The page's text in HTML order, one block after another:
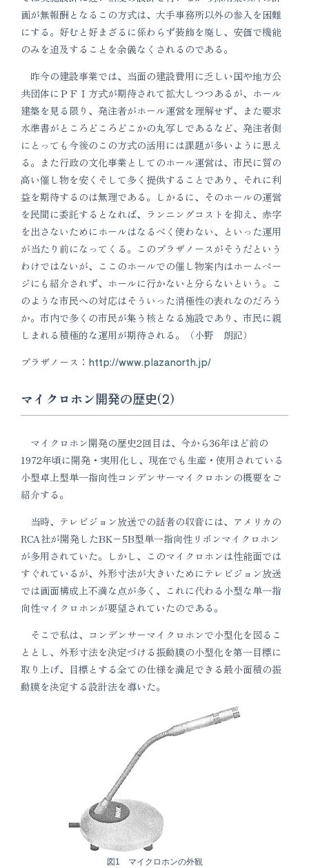
画が無報酬となるこの方式は、大手事務所以外の参入を困難
にする。好むと好まざるに係わらず装飾を廃し、安価で機能
のみを追及することを余儀なくされるのである。
昨今の建設事業では、当面の建設費用に乏しい国や地方公
共団体にＰＦＩ方式が期待されて拡大しつつあるが、ホール
建築を見る限り、発注者がホール運営を理解せず、また要求
水準書がところどころどこかの丸写しであるなど、発注者側
にとっても今後のこの方式の活用には課題が多いように思え
る。また行政の文化事業としてのホール運営は、市民に質の
高い催し物を安くそして多く提供することであり、それに利
益を期待するのは無理である。しかるに、そのホールの運営
を民間に委託するとなれば、ランニングコストを抑え、赤字
を出さないためにホールはなるべく使わない、といった運用
が当たり前になってくる。このプラザノースがそうだという
わけではないが、ここのホールでの催し物案内はホームペー
ジにも紹介されず、ホールに行かないと分らないという。こ
のような市民への対応はそういった消極性の表れなのだろう
か。市内で多くの市民が集う核となる施設であり、市民に親
しまれる積極的な運用が期待される。（小野 朗記）
プラザノース： http://www.plazanorth.jp/
マイクロホン開発の歴史(2)
マイクロホン開発の歴史2回目は、今から36年ほど前の
1972年頃に開発・実用化し、現在でも生産・使用されている
小型卓上型単一指向性コンデンサーマイクロホンの概要をご
紹介する。
当時、テレビジョン放送での話者の収音には、アメリカの
RCA社が開発したBK−5B型単一指向性リボンマイクロホン
が多用されていた。しかし、このマイクロホンは性能面では
すぐれているが、外形寸法が大きいためにテレビジョン放送
では画面構成上不満な点が多く、これに代わる小型な単一指
向性マイクロホンが要望されていたのである。
そこで私は、コンデンサーマイクロホンで小型化を図るこ
ととし、外形寸法を決定づける振動膜の小型化を第一目標に
取り上げ、目標とする全ての仕様を満足できる最小面積の振
動膜を決定する設計法を導いた。
図1 マイクロホンの外観